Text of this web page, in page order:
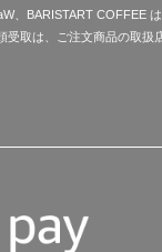
、BARISTART COFFEE
受取は、ご注文商品の取扱